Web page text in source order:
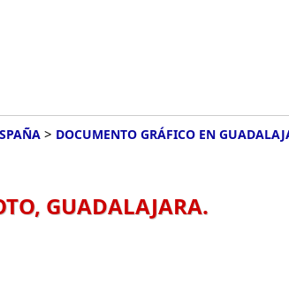
> DOCUMENTO GRÁFICO EN
GUADALAJARA.